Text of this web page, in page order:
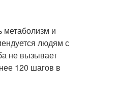
метаболизм и
людям с
не вызывает
120 шагов в